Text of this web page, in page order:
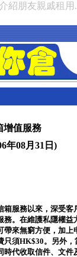
朋友親戚租
增值服務
年08月31日)
箱服務以來，深受
務。在維護私隱權
帶來無窮方便，加
只須HK$30。另外，
時代收取信件、文